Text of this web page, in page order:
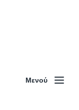
Μενού